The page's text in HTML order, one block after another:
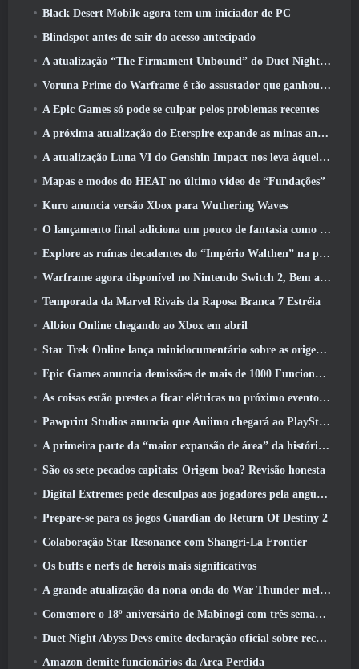
Black Desert Mobile agora tem um iniciador de PC
Blindspot antes de sair do acesso antecipado
A atualização “The Firmament Unbound” do Duet Night Abyss encerra o enredo de Huaxu
Voruna Prime do Warframe é tão assustador que ganhou seu próprio trailer da Red Band
A Epic Games só pode se culpar pelos problemas recentes
A próxima atualização do Eterspire expande as minas anãs e oferece uma revisão completa do combate aos chefes
A atualização Luna VI do Genshin Impact nos leva àquele lugar sobre o qual Mondstadt continua falando, mas nunca vimos
Mapas e modos do HEAT no último vídeo de “Fundações”
Kuro anuncia versão Xbox para Wuthering Waves
O lançamento final adiciona um pouco de fantasia como temporada 10 Lançamentos
Explore as ruínas decadentes do “Império Walthen” na próxima grande atualização do RAVEN2
Warframe agora disponível no Nintendo Switch 2, Bem a tempo para o lançamento do Shadowgrapher
Temporada da Marvel Rivais da Raposa Branca 7 Estréia
Albion Online chegando ao Xbox em abril
Star Trek Online lança minidocumentário sobre as origens da Federação para comemorar o 16º aniversário
Epic Games anuncia demissões de mais de 1000 Funcionários, Citando “Desaceleração no Engajamento Fortnite”
As coisas estão prestes a ficar elétricas no próximo evento Aftershock do Apex Legends
Pawprint Studios anuncia que Aniimo chegará ao PlayStation 5 E a Epic Games Store nos lançamentos
A primeira parte da “maior expansão de área” da história do RuneScape é lançada hoje
São os sete pecados capitais: Origem boa? Revisão honesta
Digital Extremes pede desculpas aos jogadores pela angústia causada por “convites nefastos” no Warframe
Prepare-se para os jogos Guardian do Return Of Destiny 2
Colaboração Star Resonance com Shangri-La Frontier
Os buffs e nerfs de heróis mais significativos
A grande atualização da nona onda do War Thunder melhora a aparência das batalhas navais com visuais aquáticos aprimorados
Comemore o 18º aniversário de Mabinogi com três semanas de eventos e recompensas
Duet Night Abyss Devs emite declaração oficial sobre recente incidente de malware após atualização do jogo
Amazon demite funcionários da Arca Perdida